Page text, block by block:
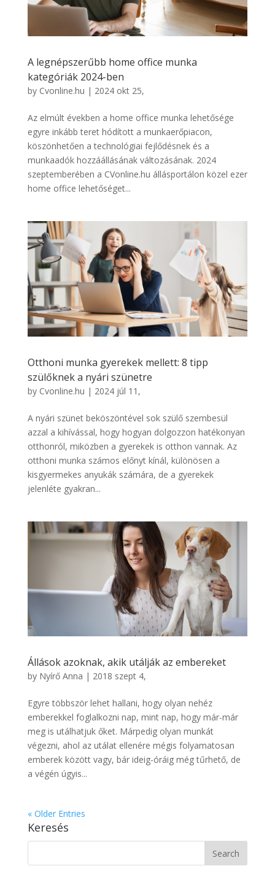
A legnépszerűbb home office munka
kategóriák 2024-ben
by Cvonline.hu | 2024 okt 25,
Az elmúlt években a home office munka lehetősége
egyre inkább teret hódított a munkaerőpiacon,
köszönhetően a technológiai fejlődésnek és a
munkaadók hozzáállásának változásának. 2024
szeptemberében a CVonline.hu állásportálon közel ezer
home office lehetőséget...
Otthoni munka gyerekek mellett: 8 tipp
szülőknek a nyári szünetre
by Cvonline.hu | 2024 júl 11,
A nyári szünet beköszöntével sok szülő szembesül
azzal a kihívással, hogy hogyan dolgozzon hatékonyan
otthonról, miközben a gyerekek is otthon vannak. Az
otthoni munka számos előnyt kínál, különösen a
kisgyermekes anyukák számára, de a gyerekek
jelenléte gyakran...
Állások azoknak, akik utálják az embereket
by Nyírő Anna | 2018 szept 4,
Egyre többször lehet hallani, hogy olyan nehéz
emberekkel foglalkozni nap, mint nap, hogy már-már
meg is utálhatjuk őket. Márpedig olyan munkát
végezni, ahol az utálat ellenére mégis folyamatosan
emberek között vagy, bár ideig-óráig még tűrhető, de
a végén úgyis...
« Older Entries
Keresés